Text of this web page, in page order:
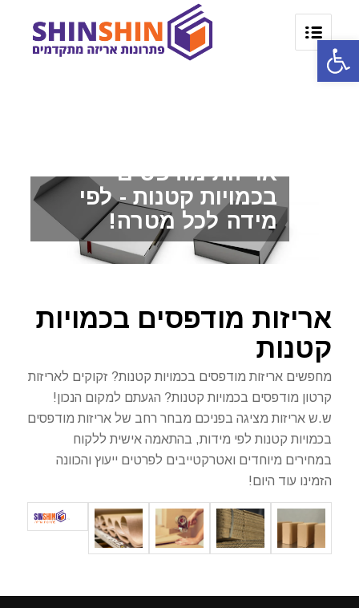
פתח סרגל נגישות
אריזות מודפסים
בכמויות קטנות - לפי
מידה לכל מטרה!
אריזות מודפסים בכמויות
קטנות
מחפשים אריזות מודפסים בכמויות קטנות? זקוקים לאריזות
קרטון מודפסים בכמויות קטנות? הגעתם למקום הנכון!
ש.ש אריזות מציגה בפניכם מבחר רחב של אריזות מודפסים
בכמויות קטנות לפי מידות, בהתאמה אישית ללקוח
במחירים מיוחדים ואטרקטייבים לפרטים ייעוץ והכוונה
הזמינו עוד היום!